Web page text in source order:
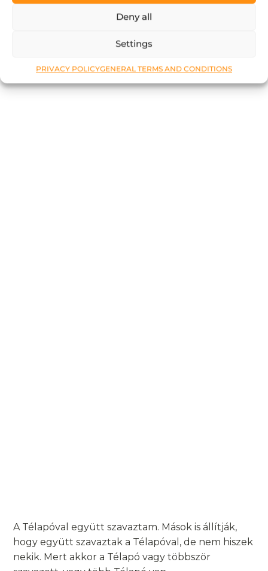
Deny all
Settings
PRIVACY POLICYGENERAL TERMS AND CONDITIONS
A Télapóval együtt szavaztam. Mások is állítják,
hogy együtt szavaztak a Télapóval, de nem hiszek
nekik. Mert akkor a Télapó vagy többször